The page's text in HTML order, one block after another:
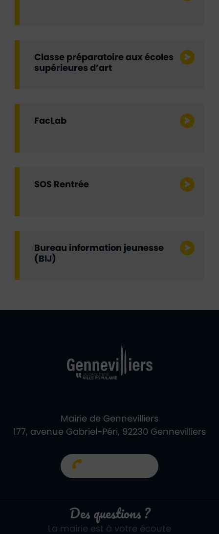
Classe préparatoire aux écoles
supérieures d’art
FacLab
SOS Rentrée
Bureau information jeunesse
(BIJ)
Mairie de Gennevilliers
177, avenue Gabriel-Péri, 92230 Gennevilliers
Des questions ?
La mairie est à votre écoute